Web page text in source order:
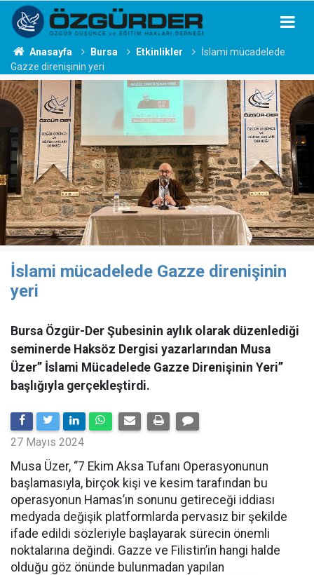
Anasayfa Bursa Etkinlikler
İslami mücadelede
Gazze direnişinin yeri
İslami mücadelede Gazze direnişinin
yeri
Bursa Özgür-Der Şubesinin aylık olarak düzenlediği
seminerde Haksöz Dergisi yazarlarından Musa
Üzer’’ İslami Mücadelede Gazze Direnişinin Yeri’’
başlığıyla gerçekleştirdi.
27 Mayıs 2024
Musa Üzer, ‘’7 Ekim Aksa Tufanı Operasyonunun
başlamasıyla, birçok kişi ve kesim tarafından bu
operasyonun Hamas’ın sonunu getireceği iddiası
medyada değişik platformlarda pervasız bir şekilde
ifade edildi sözleriyle başlayarak sürecin önemli
noktalarına değindi. Gazze ve Filistin’in hangi halde
olduğu göz önünde bulunmadan yapılan